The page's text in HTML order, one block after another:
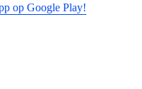
op Google Play!